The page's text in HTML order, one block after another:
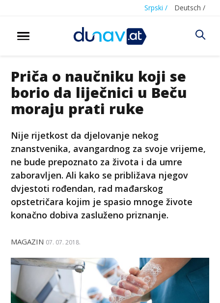
Srpski / Deutsch /
Priča o naučniku koji se
borio da liječnici u Beču
moraju prati ruke
Nije rijetkost da djelovanje nekog
znanstvenika, avangardnog za svoje vrijeme,
ne bude prepoznato za života i da umre
zaboravljen. Ali kako se približava njegov
dvjestoti rođendan, rad mađarskog
opstetričara kojim je spasio mnoge živote
konačno dobiva zasluženo priznanje.
MAGAZIN 07. 07. 2018.